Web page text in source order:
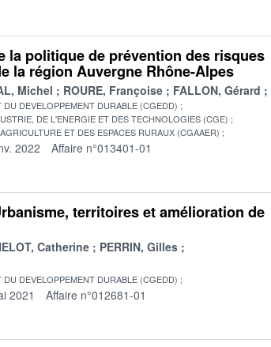
la politique de prévention des risques
la région Auvergne Rhône-Alpes
Michel ROURE, Françoise FALLON, Gérard
DEVELOPPEMENT DURABLE (CGEDD)
DE L'ENERGIE ET DES TECHNOLOGIES (CGE)
ET DES ESPACES RURAUX (CGAAER)
2022 Affaire n°013401-01
territoires et amélioration de
Catherine
PERRIN, Gilles
DEVELOPPEMENT DURABLE (CGEDD)
2021 Affaire n°012681-01